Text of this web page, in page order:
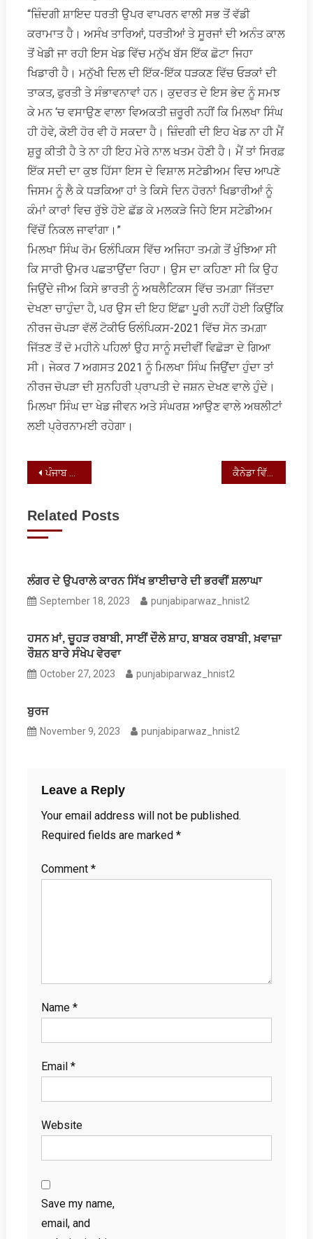
“ਜ਼ਿੰਦਗੀ ਸ਼ਾਇਦ ਧਰਤੀ ਉਪਰ ਵਾਪਰਨ ਵਾਲੀ ਸਭ ਤੋਂ ਵੱਡੀ
ਕਰਾਮਾਤ ਹੈ। ਅਸੰਖ ਤਾਰਿਆਂ, ਧਰਤੀਆਂ ਤੇ ਸੂਰਜਾਂ ਦੀ ਅਨੰਤ ਕਾਲ
ਤੋਂ ਖੇਡੀ ਜਾ ਰਹੀ ਇਸ ਖੇਡ ਵਿੱਚ ਮਨੁੱਖ ਬੱਸ ਇੱਕ ਛੋਟਾ ਜਿਹਾ
ਖਿਡਾਰੀ ਹੈ। ਮਨੁੱਖੀ ਦਿਲ ਦੀ ਇੱਕ-ਇੱਕ ਧੜਕਣ ਵਿੱਚ ਓੜਕਾਂ ਦੀ
ਤਾਕਤ, ਫੁਰਤੀ ਤੇ ਸੰਭਾਵਨਾਵਾਂ ਹਨ। ਕੁਦਰਤ ਦੇ ਇਸ ਭੇਦ ਨੂੰ ਸਮਝ
ਕੇ ਮਨ ‘ਚ ਵਸਾਉਣ ਵਾਲਾ ਵਿਅਕਤੀ ਜ਼ਰੂਰੀ ਨਹੀਂ ਕਿ ਮਿਲਖਾ ਸਿੰਘ
ਹੀ ਹੋਵੇ, ਕੋਈ ਹੋਰ ਵੀ ਹੋ ਸਕਦਾ ਹੈ। ਜ਼ਿੰਦਗੀ ਦੀ ਇਹ ਖੇਡ ਨਾ ਹੀ ਮੈਂ
ਸ਼ੁਰੂ ਕੀਤੀ ਹੈ ਤੇ ਨਾ ਹੀ ਇਹ ਮੇਰੇ ਨਾਲ ਖਤਮ ਹੋਣੀ ਹੈ। ਮੈਂ ਤਾਂ ਸਿਰਫ਼
ਇੱਕ ਸਦੀ ਦਾ ਕੁਝ ਹਿੱਸਾ ਇਸ ਦੇ ਵਿਸ਼ਾਲ ਸਟੇਡੀਅਮ ਵਿਚ ਆਪਣੇ
ਜਿਸਮ ਨੂੰ ਲੈ ਕੇ ਧੜਕਿਆ ਹਾਂ ਤੇ ਕਿਸੇ ਦਿਨ ਹੋਰਨਾਂ ਖਿਡਾਰੀਆਂ ਨੂੰ
ਕੰਮਾਂ ਕਾਰਾਂ ਵਿਚ ਰੁੱਝੇ ਹੋਏ ਛੱਡ ਕੇ ਮਲਕੜੇ ਜਿਹੇ ਇਸ ਸਟੇਡੀਅਮ
ਵਿੱਚੋਂ ਨਿਕਲ ਜਾਵਾਂਗਾ।”
ਮਿਲਖਾ ਸਿੰਘ ਰੋਮ ਓਲੰਪਿਕਸ ਵਿੱਚ ਅਜਿਹਾ ਤਮਗ਼ੇ ਤੋਂ ਖੁੰਝਿਆ ਸੀ
ਕਿ ਸਾਰੀ ਉਮਰ ਪਛਤਾਉਂਦਾ ਰਿਹਾ। ਉਸ ਦਾ ਕਹਿਣਾ ਸੀ ਕਿ ਉਹ
ਜਿਉਂਦੇ ਜੀਅ ਕਿਸੇ ਭਾਰਤੀ ਨੂੰ ਅਥਲੈਟਿਕਸ ਵਿੱਚ ਤਮਗ਼ਾ ਜਿੱਤਦਾ
ਦੇਖਣਾ ਚਾਹੁੰਦਾ ਹੈ, ਪਰ ਉਸ ਦੀ ਇਹ ਇੱਛਾ ਪੂਰੀ ਨਹੀਂ ਹੋਈ ਕਿਉਂਕਿ
ਨੀਰਜ ਚੋਪੜਾ ਵੱਲੋਂ ਟੋਕੀਓ ਓਲੰਪਿਕਸ-2021 ਵਿੱਚ ਸੋਨ ਤਮਗ਼ਾ
ਜਿੱਤਣ ਤੋਂ ਦੋ ਮਹੀਨੇ ਪਹਿਲਾਂ ਉਹ ਸਾਨੂੰ ਸਦੀਵੀਂ ਵਿਛੋੜਾ ਦੇ ਗਿਆ
ਸੀ। ਜੇਕਰ 7 ਅਗਸਤ 2021 ਨੂੰ ਮਿਲਖਾ ਸਿੰਘ ਜਿਉਂਦਾ ਹੁੰਦਾ ਤਾਂ
ਨੀਰਜ ਚੋਪੜਾ ਦੀ ਸੁਨਹਿਰੀ ਪ੍ਰਾਪਤੀ ਦੇ ਜਸ਼ਨ ਦੇਖਣ ਵਾਲੇ ਹੁੰਦੇ।
ਮਿਲਖਾ ਸਿੰਘ ਦਾ ਖੇਡ ਜੀਵਨ ਅਤੇ ਸੰਘਰਸ਼ ਆਉਣ ਵਾਲੇ ਅਥਲੀਟਾਂ
ਲਈ ਪ੍ਰੇਰਨਾਮਈ ਰਹੇਗਾ।
Post
ਪੰਜਾਬ ਅਸੈਂਬਲੀ ਦਾ ‘ਲੰਗੜਾ ਸੈਸ਼ਨ’ ਕਰੋੜ ਨੂੰ ਪਿਆ ਕੈਨੇਡਾ ਵਿੱਚ ਪੰਜਾਬੀਆਂ ਦੀ ਗੱਲ
Related Posts
ਲੰਗਰ ਦੇ ਉਪਰਾਲੇ ਕਾਰਨ ਸਿੱਖ ਭਾਈਚਾਰੇ ਦੀ ਭਰਵੀਂ ਸ਼ਲਾਘਾ
September 18, 2023 punjabiparwaz_hnist2
ਹਸਨ ਖ਼ਾਂ, ਚੂਹੜ ਰਬਾਬੀ, ਸਾਈਂ ਦੌਲੇ ਸ਼ਾਹ, ਬਾਬਕ ਰਬਾਬੀ, ਖ਼ਵਾਜ਼ਾ
ਰੌਸ਼ਨ ਬਾਰੇ ਸੰਖੇਪ ਵੇਰਵਾ
October 27, 2023 punjabiparwaz_hnist2
ਬੁਰਜ
November 9, 2023 punjabiparwaz_hnist2
Leave a Reply
Your email address will not be published.
Required fields are marked *
Comment *
Name *
Email *
Website
Save my name,
email, and